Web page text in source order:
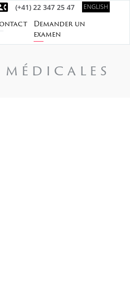
(+41) 22 347 25 47 ENGLISH
Demander un
examen